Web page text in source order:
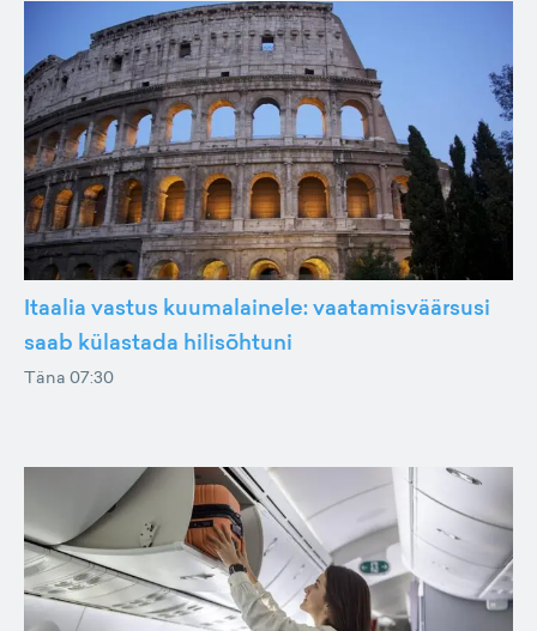
Itaalia vastus kuumalainele: vaatamisväärsusi
saab külastada hilisõhtuni
Täna 07:30